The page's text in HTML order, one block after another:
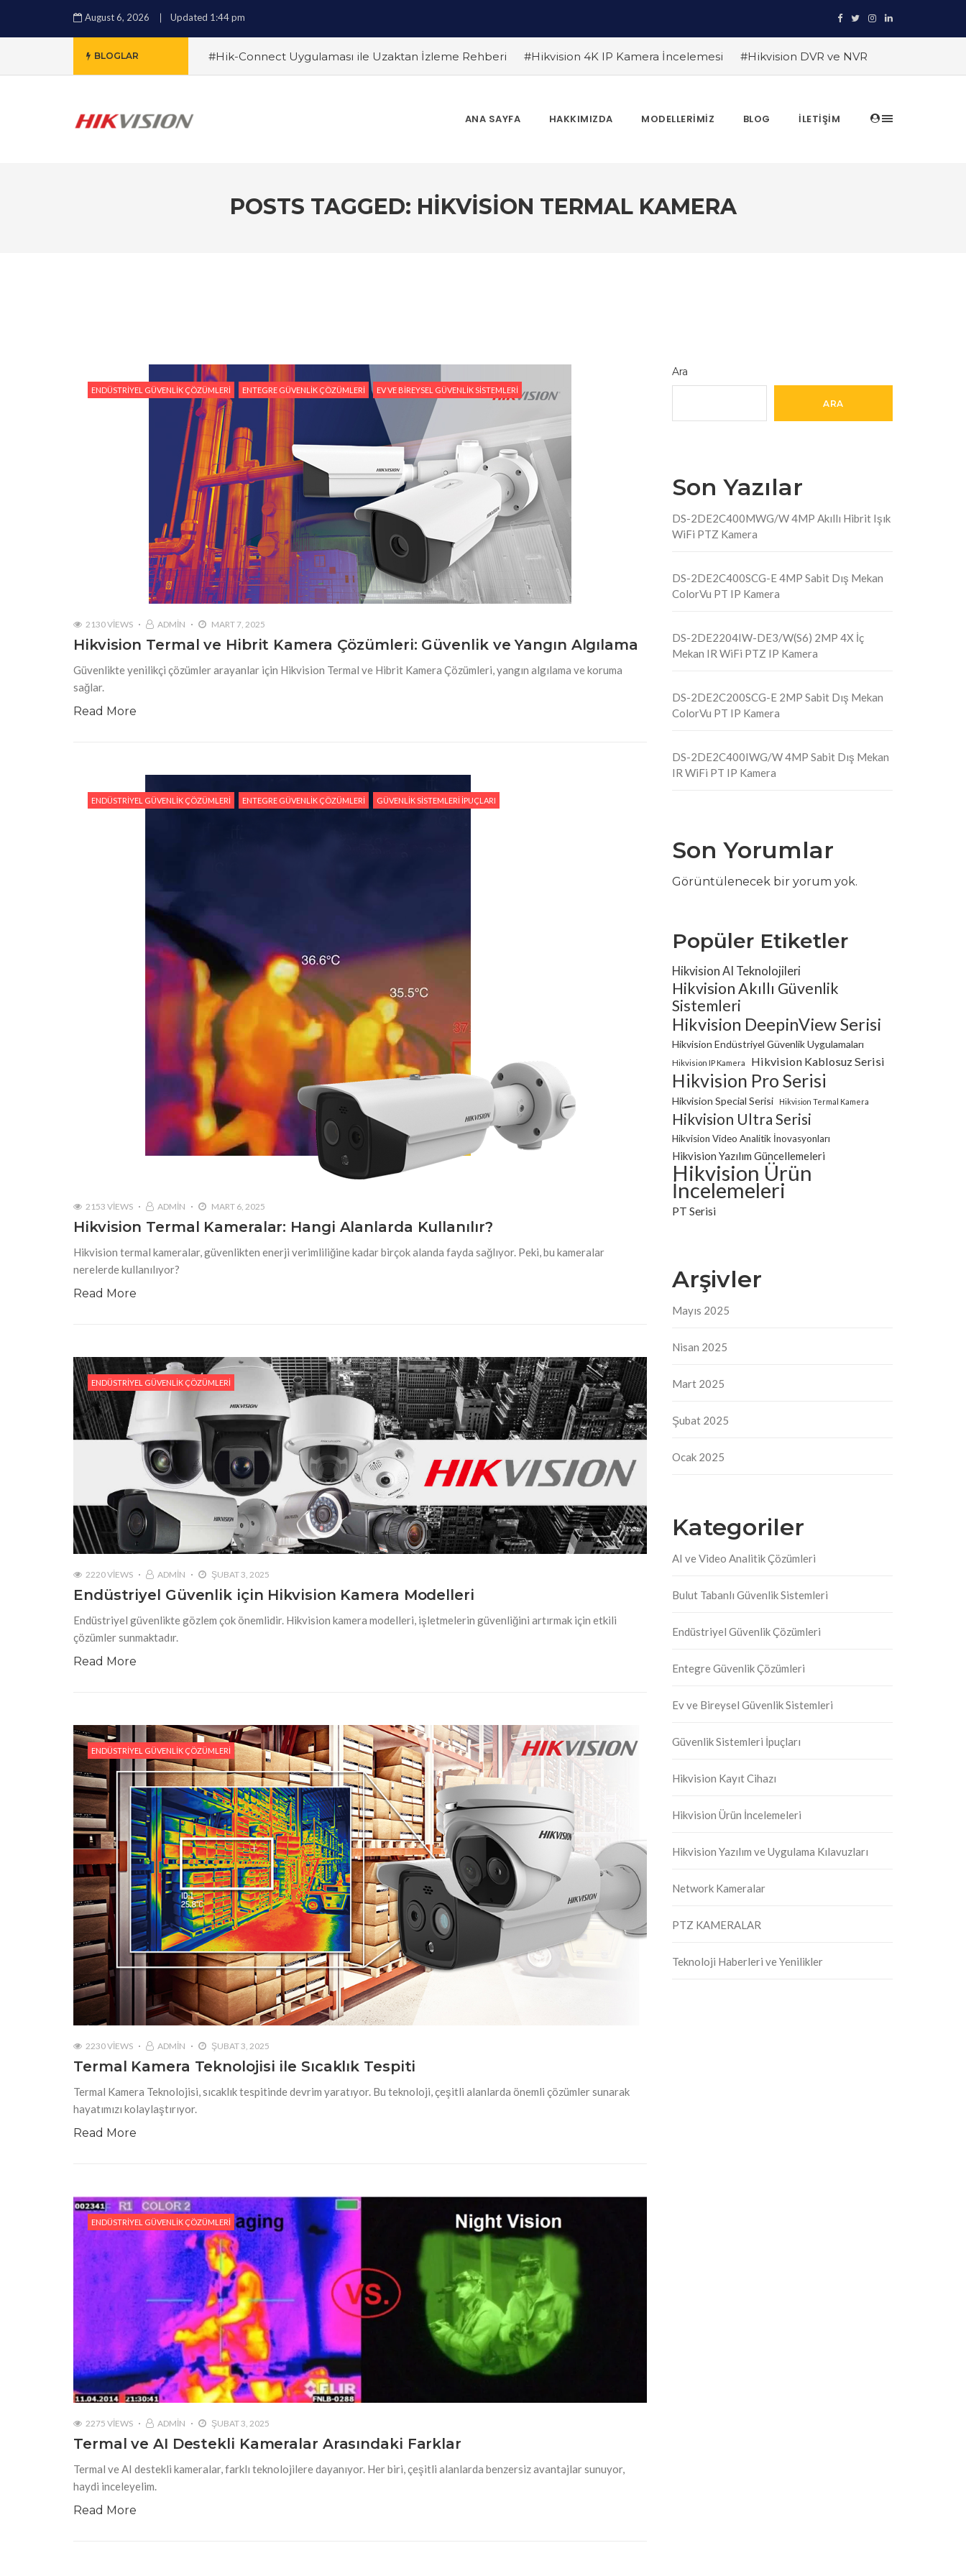
August 6, 2026 Updated 1:44 pm
BLOGLAR #Hik-Connect Uygulaması ile Uzaktan İzleme Rehberi #Hikvision 4K IP Kamera İncelemesi
#Hikvision DVR ve NVR
Sistemleri Arasındaki Farklar
#Endüstriyel Güvenlik Çözümleri ile İşyerinizi Koruyun
#TRT Haber Güvenlik Kamerası
#Yapay Zeka Destekli Kamera Sistemlerinin Avantajları
#Hikvision Akıllı Video İzleme:
ANA SAYFA HAKKIMIZDA MODELLERIMIZ BLOG İLETIŞIM
POSTS TAGGED: HIKVISION TERMAL KAMERA
ENDÜSTRIYEL GÜVENLIK ÇÖZÜMLERI ENTEGRE GÜVENLIK ÇÖZÜMLERI EV VE BIREYSEL GÜVENLIK SISTEMLERI
2130 VIEWS ADMIN MART 7, 2025
Hikvision Termal ve Hibrit Kamera Çözümleri: Güvenlik ve Yangın Algılama
Güvenlikte yenilikçi çözümler arayanlar için Hikvision Termal ve Hibrit Kamera Çözümleri, yangın algılama ve koruma
sağlar.
Read More
ENDÜSTRIYEL GÜVENLIK ÇÖZÜMLERI ENTEGRE GÜVENLIK ÇÖZÜMLERI GÜVENLIK SISTEMLERI İPUÇLARI
2153 VIEWS ADMIN MART 6, 2025
Hikvision Termal Kameralar: Hangi Alanlarda Kullanılır?
Hikvision termal kameralar, güvenlikten enerji verimliliğine kadar birçok alanda fayda sağlıyor. Peki, bu kameralar
nerelerde kullanılıyor?
Read More
ENDÜSTRIYEL GÜVENLIK ÇÖZÜMLERI
2220 VIEWS ADMIN ŞUBAT 3, 2025
Endüstriyel Güvenlik için Hikvision Kamera Modelleri
Endüstriyel güvenlikte gözlem çok önemlidir. Hikvision kamera modelleri, işletmelerin güvenliğini artırmak için etkili
çözümler sunmaktadır.
Read More
ENDÜSTRIYEL GÜVENLIK ÇÖZÜMLERI
2230 VIEWS ADMIN ŞUBAT 3, 2025
Termal Kamera Teknolojisi ile Sıcaklık Tespiti
Termal Kamera Teknolojisi, sıcaklık tespitinde devrim yaratıyor. Bu teknoloji, çeşitli alanlarda önemli çözümler sunarak
hayatımızı kolaylaştırıyor.
Read More
ENDÜSTRIYEL GÜVENLIK ÇÖZÜMLERI
2275 VIEWS ADMIN ŞUBAT 3, 2025
Termal ve AI Destekli Kameralar Arasındaki Farklar
Termal ve AI destekli kameralar, farklı teknolojilere dayanıyor. Her biri, çeşitli alanlarda benzersiz avantajlar sunuyor,
haydi inceleyelim.
Read More
Ara
ARA
Son Yazılar
DS-2DE2C400MWG/W 4MP Akıllı Hibrit Işık
WiFi PTZ Kamera
DS-2DE2C400SCG-E 4MP Sabit Dış Mekan
ColorVu PT IP Kamera
DS-2DE2204IW-DE3/W(S6) 2MP 4X İç
Mekan IR WiFi PTZ IP Kamera
DS-2DE2C200SCG-E 2MP Sabit Dış Mekan
ColorVu PT IP Kamera
DS-2DE2C400IWG/W 4MP Sabit Dış Mekan
IR WiFi PT IP Kamera
Son Yorumlar
Görüntülenecek bir yorum yok.
Popüler Etiketler
Hikvision AI Teknolojileri
Hikvision Akıllı Güvenlik
Sistemleri
Hikvision DeepinView Serisi
Hikvision Endüstriyel Güvenlik Uygulamaları
Hikvision IP Kamera Hikvision Kablosuz Serisi
Hikvision Pro Serisi
Hikvision Special Serisi Hikvision Termal Kamera
Hikvision Ultra Serisi
Hikvision Video Analitik İnovasyonları
Hikvision Yazılım Güncellemeleri
Hikvision Ürün
İncelemeleri
PT Serisi
Arşivler
Mayıs 2025
Nisan 2025
Mart 2025
Şubat 2025
Ocak 2025
Kategoriler
AI ve Video Analitik Çözümleri
Bulut Tabanlı Güvenlik Sistemleri
Endüstriyel Güvenlik Çözümleri
Entegre Güvenlik Çözümleri
Ev ve Bireysel Güvenlik Sistemleri
Güvenlik Sistemleri İpuçları
Hikvision Kayıt Cihazı
Hikvision Ürün İncelemeleri
Hikvision Yazılım ve Uygulama Kılavuzları
Network Kameralar
PTZ KAMERALAR
Teknoloji Haberleri ve Yenilikler